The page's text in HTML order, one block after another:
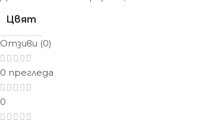
Цвят
Отзиви (0)
0 прегледа
0